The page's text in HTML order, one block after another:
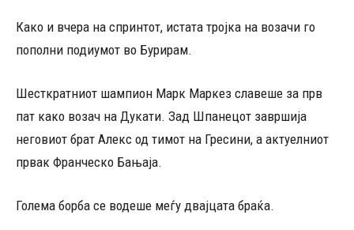
Како и вчера на спринтот, истата тројка на возачи го
пополни подиумот во Бурирам.
Шесткратниот шампион Марк Маркез славеше за прв
пат како возач на Дукати. Зад Шпанецот завршија
неговиот брат Алекс од тимот на Гресини, а актуелниот
првак Франческо Бањаја.
Голема борба се водеше меѓу двајцата браќа.